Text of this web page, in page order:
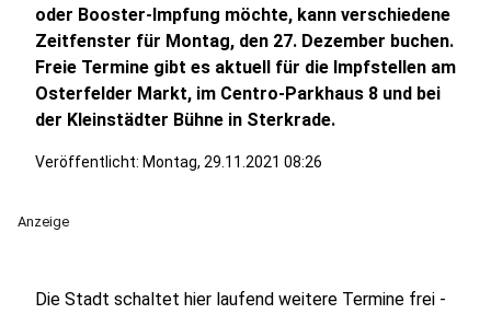
oder Booster-Impfung möchte, kann verschiedene
Zeitfenster für Montag, den 27. Dezember buchen.
Freie Termine gibt es aktuell für die Impfstellen am
Osterfelder Markt, im Centro-Parkhaus 8 und bei
der Kleinstädter Bühne in Sterkrade.
Veröffentlicht: Montag, 29.11.2021 08:26
Anzeige
Die Stadt schaltet hier laufend weitere Termine frei -